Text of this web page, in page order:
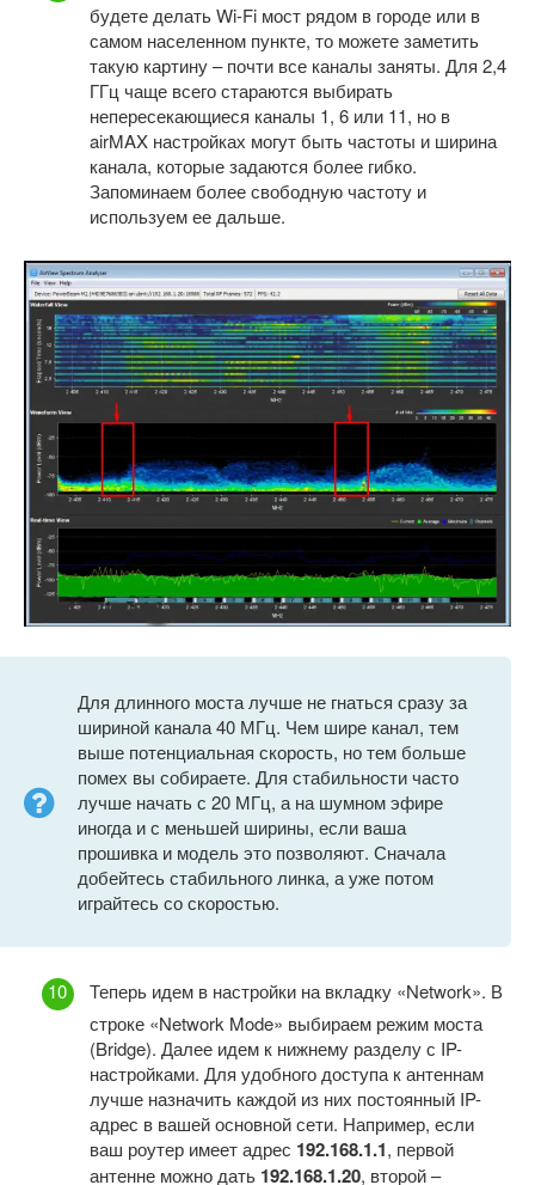
будете делать Wi-Fi мост рядом в городе или в
самом населенном пункте, то можете заметить
такую картину – почти все каналы заняты. Для 2,4
ГГц чаще всего стараются выбирать
непересекающиеся каналы 1, 6 или 11, но в
airMAX настройках могут быть частоты и ширина
канала, которые задаются более гибко.
Запоминаем более свободную частоту и
используем ее дальше.
Для длинного моста лучше не гнаться сразу за
шириной канала 40 МГц. Чем шире канал, тем
выше потенциальная скорость, но тем больше
помех вы собираете. Для стабильности часто
лучше начать с 20 МГц, а на шумном эфире
иногда и с меньшей ширины, если ваша
прошивка и модель это позволяют. Сначала
добейтесь стабильного линка, а уже потом
играйтесь со скоростью.
Теперь идем в настройки на вкладку «Network». В
строке «Network Mode» выбираем режим моста
(Bridge). Далее идем к нижнему разделу с IP-
настройками. Для удобного доступа к антеннам
лучше назначить каждой из них постоянный IP-
адрес в вашей основной сети. Например, если
ваш роутер имеет адрес 192.168.1.1, первой
антенне можно дать 192.168.1.20, второй –